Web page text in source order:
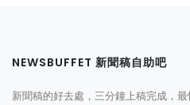
NEWSBUFFET 新聞稿自助吧
新聞稿的好去處，三分鐘上稿完成，最